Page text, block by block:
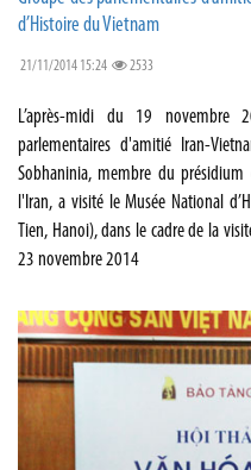
d’Histoire du Vietnam
21/11/2014 15:24 2533
L’après-midi du 19 novembre
parlementaires d'amitié Iran-
Sobhaninia, membre du présidium
l'Iran, a visité le Musée National
Tien, Hanoi), dans le cadre de la
23 novembre 2014